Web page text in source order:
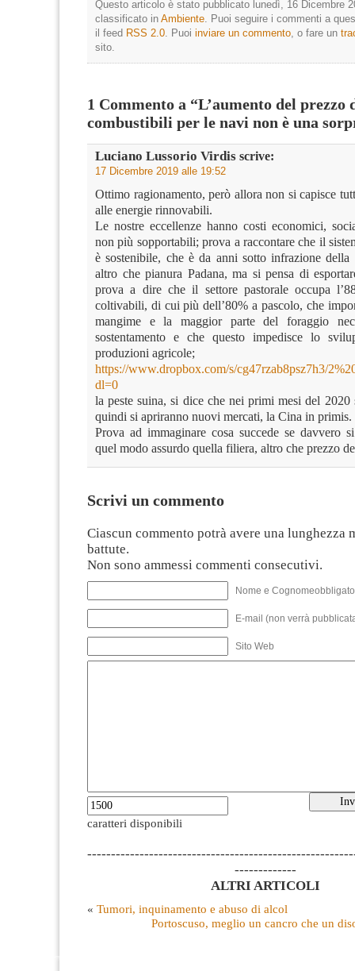
Questo articolo è stato pubblicato lunedì, 16 Dicembre
classificato in Ambiente . Puoi seguire i commenti a
il feed RSS 2.0 . Puoi inviare un commento , o fare un
sito.
1 Commento a “L’aumento del prezzo
combustibili per le navi non è una
Luciano Lussorio Virdis scrive:
17 Dicembre 2019 alle 19:52
Ottimo ragionamento, però allora non si capisce
alle energie rinnovabili.
Le nostre eccellenze hanno costi economici,
non più sopportabili; prova a raccontare che il
è sostenibile, che è da anni sotto infrazione
altro che pianura Padana, ma si pensa di
prova a dire che il settore pastorale occupa
coltivabili, di cui più dell’80% a pascolo, che
mangime e la maggior parte del foraggio
sostentamento e che questo impedisce lo
produzioni agricole;
https://www.dropbox.com/s/cg47rzab8psz7h3/
dl=0
la peste suina, si dice che nei primi mesi del 2020
quindi si apriranno nuovi mercati, la Cina in primis.
Prova ad immaginare cosa succede se davvero
quel modo assurdo quella filiera, altro che prezzo
Scrivi un commento
Ciascun commento potrà avere una lunghezza
battute.
Non sono ammessi commenti consecutivi.
Nome e
E-mail (non verrà
Sito Web
caratteri disponibili
-------------
ALTRI ARTICOLI
« Tumori, inquinamento e abuso di alcol
Portoscuso, meglio un cancro che un